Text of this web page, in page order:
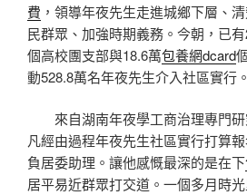
費 ，領導年夜先生走進城鄉下層、
民群眾、加強時期義務。今朝，已
個高校團支部與18.6萬包養網dcard
動528.8萬名年夜先生介入社區實行。
來自湖南年夜學工商治理專門研
凡經由過程年夜先生社區實行打算
負居委助理。讓他感慨最深的是在下
居平易近群眾打交道。一個多月時